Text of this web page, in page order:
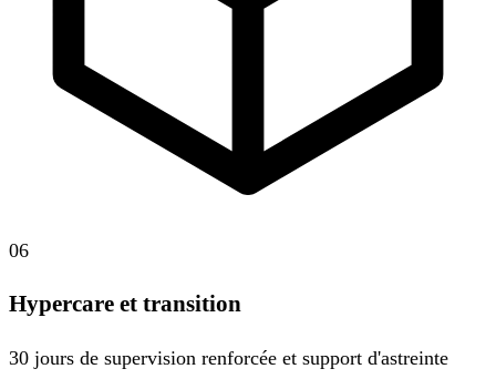
06
Hypercare et transition
30 jours de supervision renforcée et support d'astreinte